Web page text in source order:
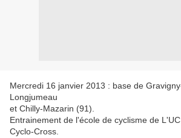
Mercredi 16 janvier 2013 : base de
Longjumeau
et Chilly-Mazarin (91).
Entrainement de l'école de cyclisme de
Cyclo-Cross.